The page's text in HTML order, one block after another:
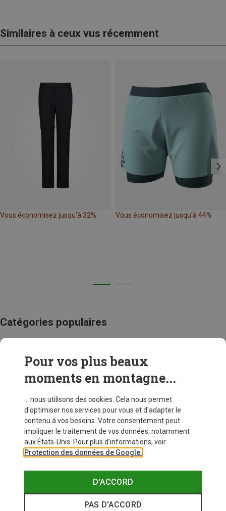
Similaires à ceux vus récemment
Vous économisez jusqu'à 32% Vous économisez jusqu'à 44%
Catégories populaires
CRAMPONS
Pour vos plus beaux
moments en montagne...
... nous utilisons des cookies. Cela nous permet
d'optimiser nos services pour vous et d'adapter le
contenu à vos besoins. Votre consentement peut
impliquer le traitement de vos données, notamment
aux États-Unis. Pour plus d'informations, voir
Protection des données de Google.
D'ACCORD
PAS D'ACCORD